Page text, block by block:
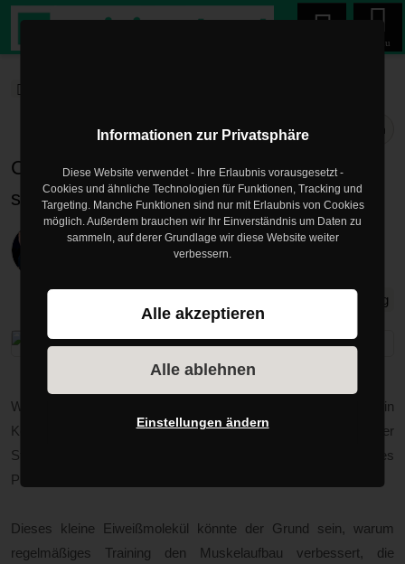
Menu
Teilen
CLCF1 – das Trainingsprotein, das dich
stark hält (besonders im Alter)
Veröffentlicht am30.06.2025
training
Wenn du regelmäßig trainierst, willst du natürlich, dass dein
Körper davon profitiert: mehr Kraft, mehr Ausdauer, besserer
Stoffwechsel. Eine neue Studie aus Korea zeigt jetzt, welches
Protein dafür entscheidend mitverantwortlich ist – CLCF1.
Dieses kleine Eiweißmolekül könnte der Grund sein, warum
regelmäßiges Training den Muskelaufbau verbessert, die
Informationen zur Privatsphäre
Diese Website verwendet - Ihre Erlaubnis vorausgesetzt -
Cookies und ähnliche Technologien für Funktionen, Tracking und
Targeting. Manche Funktionen sind nur mit Erlaubnis von Cookies
möglich. Außerdem brauchen wir Ihr Einverständnis um Daten zu
sammeln, auf derer Grundlage wir diese Website weiter
verbessern.
Alle akzeptieren
Alle ablehnen
Einstellungen ändern